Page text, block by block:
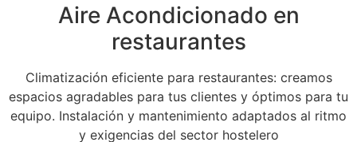
Aire Acondicionado en
restaurantes
Climatización eficiente para restaurantes: creamos
espacios agradables para tus clientes y óptimos para tu
equipo. Instalación y mantenimiento adaptados al ritmo
y exigencias del sector hostelero